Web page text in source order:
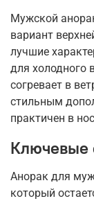
Мужской
вариант
лучшие
для холодного
согревает в
стильным
практичен в
Ключевые
Анорак для
который